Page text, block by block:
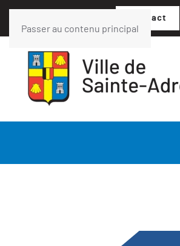
Passer au contenu principal
Contact